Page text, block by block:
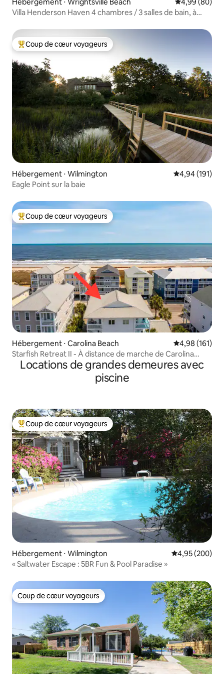
Villa Henderson Haven 4 chambres / 3 salles de bain, à
Coups de cœur voyageurs les plus appréciés
Coup de cœur voyageurs
Hébergement ⋅ Wilmington Évaluation
4,94 (191)
Eagle Point sur la baie
Coups de cœur voyageurs les plus appréciés
Coup de cœur voyageurs
Hébergement ⋅ Carolina Beach Évaluation
4,98 (161)
Starfish Retreat II - À distance de marche de Carolina
Beach
Locations de grandes demeures avec
piscine
Coups de cœur voyageurs les plus appréciés
Coup de cœur voyageurs
Hébergement ⋅ Wilmington Évaluation
4,95 (200)
« Saltwater Escape : 5BR Fun & Pool Paradise »
Coup de cœur voyageurs
Coup de cœur voyageurs